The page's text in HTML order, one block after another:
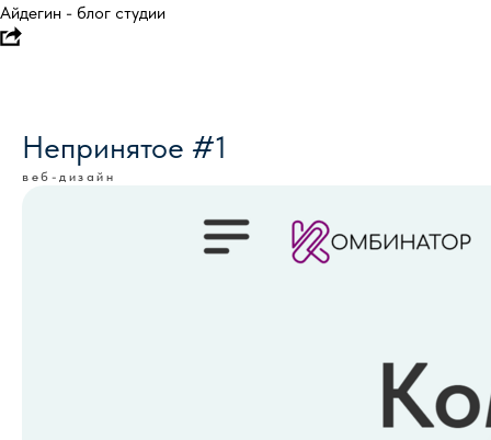
Айдегин - блог студии
Непринятое #1
веб-дизайн